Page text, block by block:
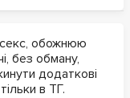
обожнюю
без обману,
додаткові
в ТГ.